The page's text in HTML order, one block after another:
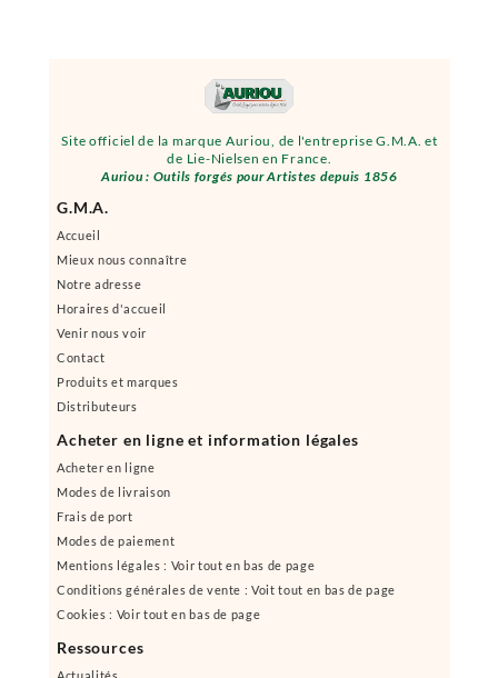
Site officiel de la marque Auriou, de l'entreprise G.M.A. et
de Lie-Nielsen en France.
Auriou : Outils forgés pour Artistes depuis 1856
G.M.A.
Accueil
Mieux nous connaître
Notre adresse
Horaires d'accueil
Venir nous voir
Contact
Produits et marques
Distributeurs
Acheter en ligne et information légales
Acheter en ligne
Modes de livraison
Frais de port
Modes de paiement
Mentions légales : Voir tout en bas de page
Conditions générales de vente : Voit tout en bas de page
Cookies : Voir tout en bas de page
Ressources